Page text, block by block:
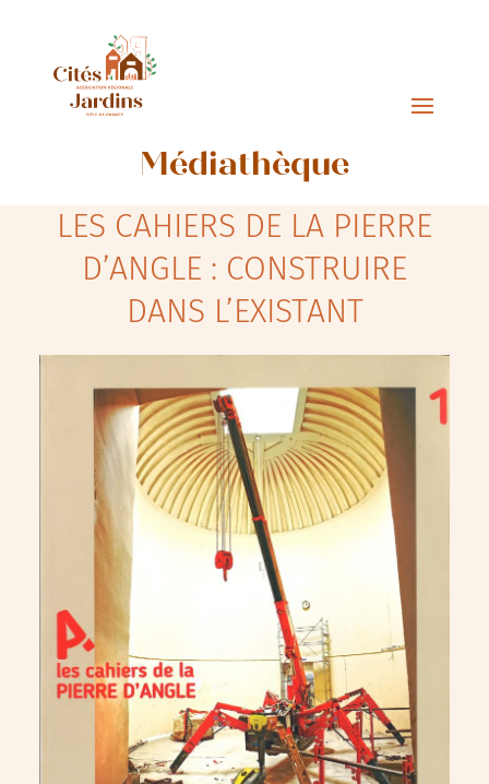
Médiathèque
LES CAHIERS DE LA PIERRE
D’ANGLE : CONSTRUIRE
DANS L’EXISTANT